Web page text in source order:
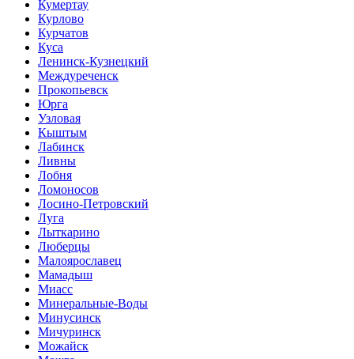
Кумертау
Курлово
Курчатов
Куса
Ленинск-Кузнецкий
Междуреченск
Прокопьевск
Юрга
Узловая
Кыштым
Лабинск
Ливны
Лобня
Ломоносов
Лосино-Петровский
Луга
Лыткарино
Люберцы
Малоярославец
Мамадыш
Миасс
Минеральные-Воды
Минусинск
Мичуринск
Можайск